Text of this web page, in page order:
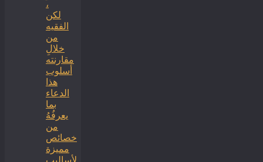
،
لكن
الفقيه
من
خلالِ
مقارنته
أسلوب
هذا
الدعاء
بما
يعرفُهُ
من
خصائص
مميزة